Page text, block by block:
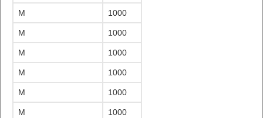
M 1000
M 1000
M 1000
M 1000
M 1000
M 1000